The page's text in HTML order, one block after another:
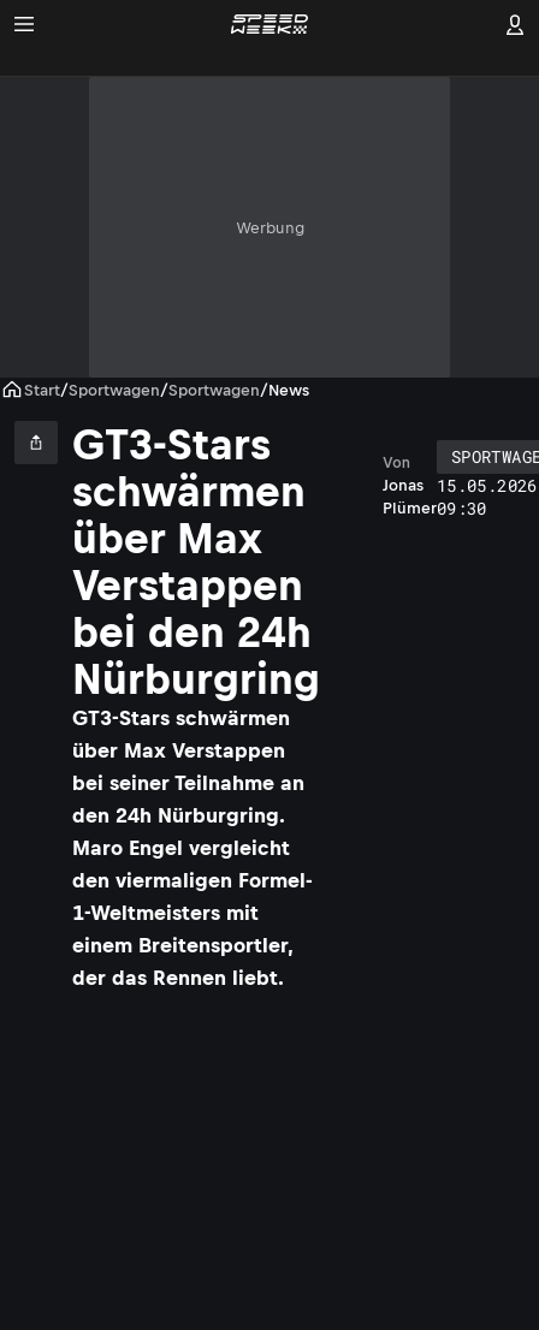
Werbung
Start/Sportwagen/Sportwagen/News
GT3-Stars
schwärmen
über Max
Verstappen
bei den 24h
Nürburgring
GT3-Stars schwärmen
über Max Verstappen
bei seiner Teilnahme an
den 24h Nürburgring.
Maro Engel vergleicht
den viermaligen Formel-
1-Weltmeisters mit
einem Breitensportler,
der das Rennen liebt.
Jonas
Plümer
Von
09:30